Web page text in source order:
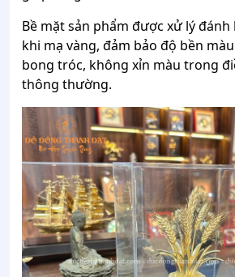
Bề mặt sản phẩm được xử lý
khi mạ vàng, đảm bảo độ bền
bong tróc, không xỉn màu trong
thông thường.